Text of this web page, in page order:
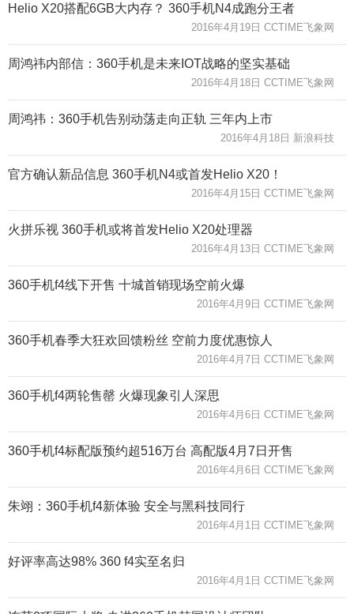
Helio X20搭配6GB大内存？ 360手机N4成跑分王者
2016年4月19日 CCTIME飞象网
周鸿祎内部信：360手机是未来IOT战略的坚实基础
2016年4月18日 CCTIME飞象网
周鸿祎：360手机告别动荡走向正轨 三年内上市
2016年4月18日 新浪科技
官方确认新品信息 360手机N4或首发Helio X20！
2016年4月15日 CCTIME飞象网
火拼乐视 360手机或将首发Helio X20处理器
2016年4月13日 CCTIME飞象网
360手机f4线下开售 十城首销现场空前火爆
2016年4月9日 CCTIME飞象网
360手机春季大狂欢回馈粉丝 空前力度优惠惊人
2016年4月7日 CCTIME飞象网
360手机f4两轮售罄 火爆现象引人深思
2016年4月6日 CCTIME飞象网
360手机f4标配版预约超516万台 高配版4月7日开售
2016年4月6日 CCTIME飞象网
朱翊：360手机f4新体验 安全与黑科技同行
2016年4月1日 CCTIME飞象网
好评率高达98% 360 f4实至名归
2016年4月1日 CCTIME飞象网